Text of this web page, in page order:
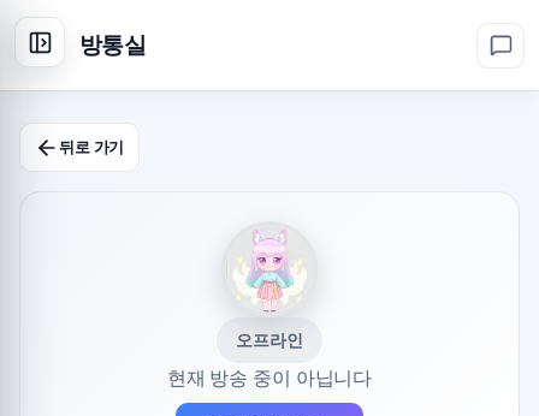
방통실
뒤로 가기
오프라인
현재 방송 중이 아닙니다